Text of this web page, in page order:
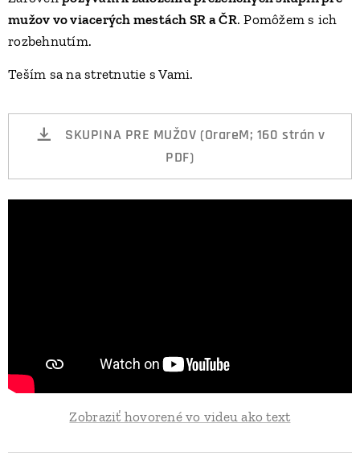
mužov vo viacerých mestách SR a ČR. Pomôžem s ich
rozbehnutím.
Teším sa na stretnutie s Vami.
SKUPINA PRE MUŽOV (OrareM; 160 strán v
PDF)
Zobraziť hovorené vo videu ako text